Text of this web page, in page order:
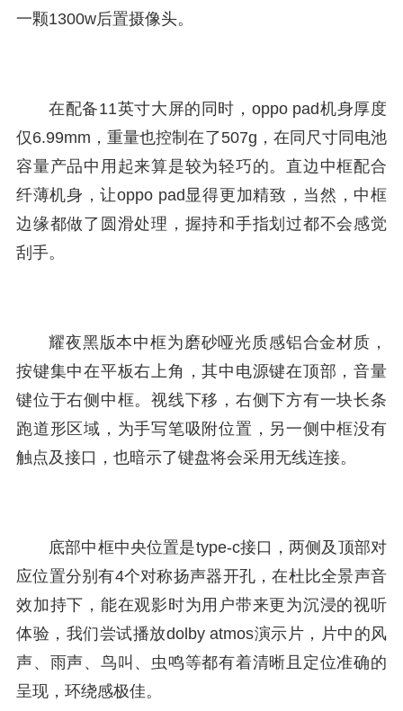
一颗1300w后置摄像头。
在配备11英寸大屏的同时，oppo pad机身厚度
仅6.99mm，重量也控制在了507g，在同尺寸同电池
容量产品中用起来算是较为轻巧的。直边中框配合
纤薄机身，让oppo pad显得更加精致，当然，中框
边缘都做了圆滑处理，握持和手指划过都不会感觉
刮手。
耀夜黑版本中框为磨砂哑光质感铝合金材质，
按键集中在平板右上角，其中电源键在顶部，音量
键位于右侧中框。视线下移，右侧下方有一块长条
跑道形区域，为手写笔吸附位置，另一侧中框没有
触点及接口，也暗示了键盘将会采用无线连接。
底部中框中央位置是type-c接口，两侧及顶部对
应位置分别有4个对称扬声器开孔，在杜比全景声音
效加持下，能在观影时为用户带来更为沉浸的视听
体验，我们尝试播放dolby atmos演示片，片中的风
声、雨声、鸟叫、虫鸣等都有着清晰且定位准确的
呈现，环绕感极佳。